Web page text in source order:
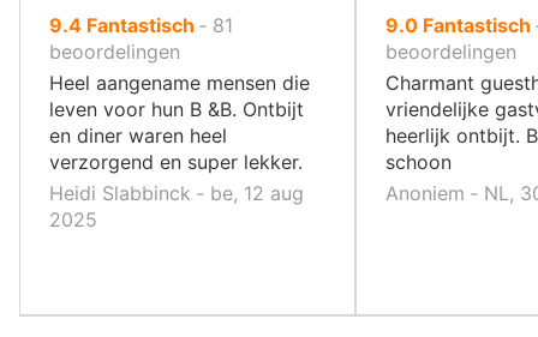
9.4uit
10
,
Fantastisch ‐ 81
beoordelingen
Heel aangename mensen die
leven voor hun B &B. Ontbijt
en diner waren heel
verzorgend en super lekker.
Heidi Slabbinck ‐ be, 12 aug
2025
9.0uit
10
,
Fantastisch
beoordelingen
Charmant
vriendelijke
heerlijk ontbijt.
schoon
Anoniem ‐ NL,